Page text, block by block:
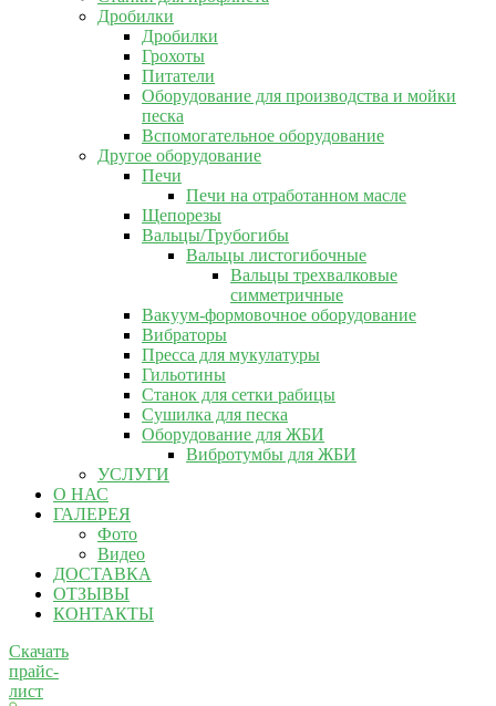
Дробилки
Дробилки
Грохоты
Питатели
Оборудование для производства и мойки
песка
Вспомогательное оборудование
Другое оборудование
Печи
Печи на отработанном масле
Щепорезы
Вальцы/Трубогибы
Вальцы листогибочные
Вальцы трехвалковые
симметричные
Вакуум-формовочное оборудование
Вибраторы
Пресса для мукулатуры
Гильотины
Станок для сетки рабицы
Сушилка для песка
Оборудование для ЖБИ
Вибротумбы для ЖБИ
УСЛУГИ
О НАС
ГАЛЕРЕЯ
Фото
Видео
ДОСТАВКА
ОТЗЫВЫ
КОНТАКТЫ
Скачать
прайс-
лист